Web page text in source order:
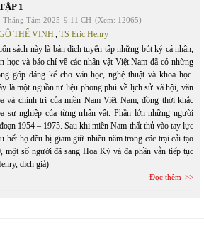
1
Tháng Tám 2025 9:11 CH (Xem: 12065)
THẾ VINH, TS Eric Henry
sách này là bản dịch tuyển tập những bút ký cá nhân,
học và báo chí về các nhân vật Việt Nam đã có những
góp đáng kể cho văn học, nghệ thuật và khoa học.
là một nguồn tư liệu phong phú về lịch sử xã hội, văn
và chính trị của miền Nam Việt Nam, đồng thời khắc
sự nghiệp của từng nhân vật. Phần lớn những người
1954 – 1975. Sau khi miền Nam thất thủ vào tay lực
hết họ đều bị giam giữ nhiều năm trong các trại cải tạo
một số người đã sang Hoa Kỳ và đa phần vẫn tiếp tục
dịch giả)
Đọc thêm